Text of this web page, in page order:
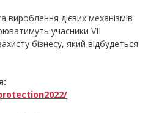
вироблення дієвих механізмів
учасники VII
бізнесу, який відбудеться